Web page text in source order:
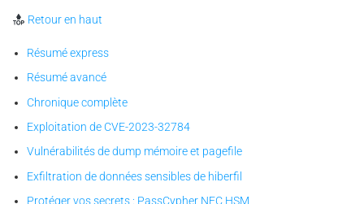
Retour en haut
Résumé express
Résumé avancé
Chronique complète
Exploitation de CVE-2023-32784
Vulnérabilités de dump mémoire et pagefile
Exfiltration de données sensibles de hiberfil
Protéger vos secrets : PassCypher NFC HSM